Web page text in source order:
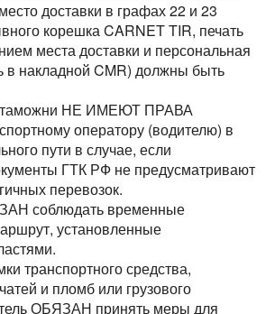
доставки в графах 22 и 23
корешка CARNET TIR, печать
места доставки и персональная
в накладной CMR) должны быть
таможни НЕ ИМЕЮТ ПРАВА
оператору (водителю) в
пути в случае, если
ГТК РФ не предусматривают
перевозок.
соблюдать временные
установленные
транспортного средства,
и пломб или грузового
ОБЯЗАН принять меры для